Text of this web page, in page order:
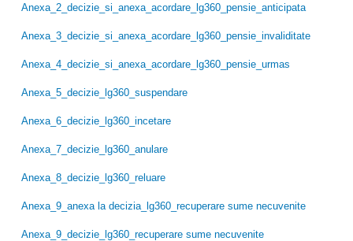
Anexa_2_decizie_si_anexa_acordare_lg360_pensie_anticipata
Anexa_3_decizie_si_anexa_acordare_lg360_pensie_invaliditate
Anexa_4_decizie_si_anexa_acordare_lg360_pensie_urmas
Anexa_5_decizie_lg360_suspendare
Anexa_6_decizie_lg360_incetare
Anexa_7_decizie_lg360_anulare
Anexa_8_decizie_lg360_reluare
Anexa_9_anexa la decizia_lg360_recuperare sume necuvenite
Anexa_9_decizie_lg360_recuperare sume necuvenite